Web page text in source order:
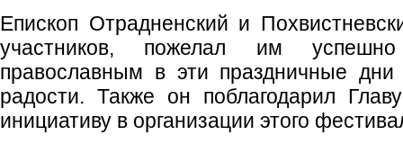
Епископ Отрадненский и
участников, пожелал им
православным в эти праздничные
радости. Также он поблагодарил
инициативу в организации этого